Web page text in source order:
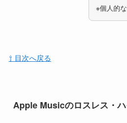
※個人的
⇧ 目次へ戻る
Apple Musicのロスレス・